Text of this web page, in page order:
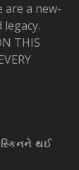
are a new-
THIS
સ્કિનને થઈ